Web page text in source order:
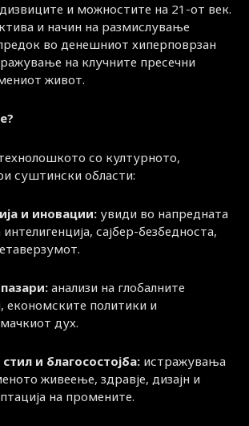
и можностите на 21-от век.
и начин на размислување
во денешниот хиперповрзан
на клучните пресечни
живот.
со културното,
суштински области:
и иновации: увиди во напредната
сајбер-безбедноста,
анализи на глобалните
економските политики и
дух.
и благосостојба: истражувања
живеење, здравје, дизајн и
на промените.